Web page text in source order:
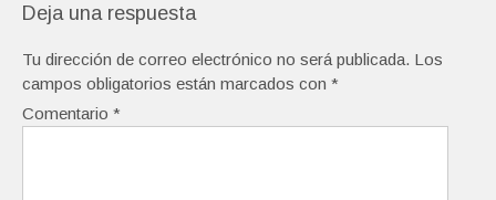
Deja una respuesta
Tu dirección de correo electrónico no será publicada. Los
campos obligatorios están marcados con *
Comentario *